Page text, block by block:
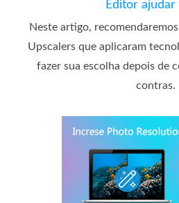
Editor ajudar
Neste artigo,
Upscalers que aplicaram
fazer sua escolha depois de
contras.